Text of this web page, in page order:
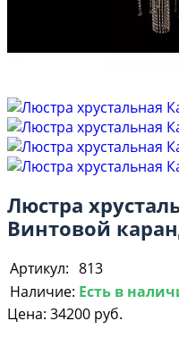
Люстра
Винтовой
Артикул: 813
Наличие: Есть в
Цена: 34200 руб.